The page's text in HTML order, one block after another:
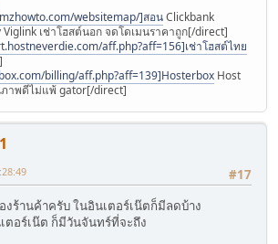
websitemap/]สอนClickbank
Viglink เช่าโฮสต์นอก จดโดเมนราคาถูก[/direct]
aff.php?aff=156]เช่าโฮสต์ไทย
billing/aff.php?aff=139]Hosterbox Host
าพดีไม่แพ้ gator[/direct]
#17
งร้านค้าครับ ในอินเตอร์เน๊ตก็มีลดบ้าง
ตอร์เน๊ต ก็มีวันจันทร์ที่จะถึง